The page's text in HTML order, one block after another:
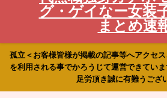
グ・ゲイなー女装
まとめ速
孤立＜お客様皆様が掲載の記事等へアクセ
を利用される事でかろうじて運営できてい
足労頂き誠に有難うござ